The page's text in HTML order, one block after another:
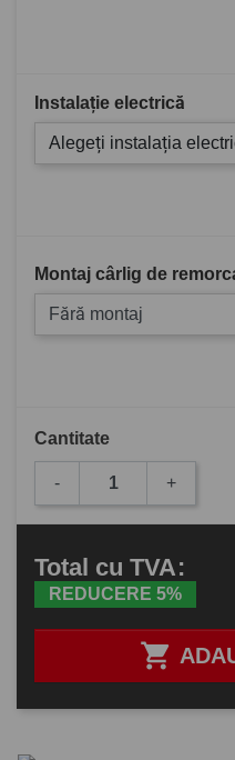
Instalație electrică
Alegeți instalația
Montaj cârlig de
Fără montaj
Cantitate
- +

Total cu TVA:
REDUCERE 5%